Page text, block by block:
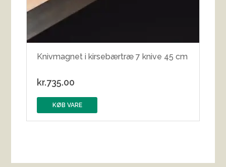
Knivmagnet i kirsebærtræ 7 knive 45 cm
kr.735.00
KØB VARE